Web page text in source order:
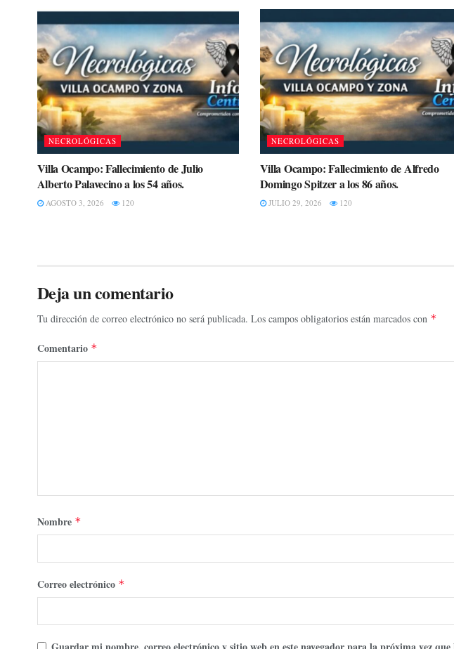
NECROLÓGICAS
Villa Ocampo: Fallecimiento de Julio
Alberto Palavecino a los 54 años.
AGOSTO 3, 2026 120
NECROLÓGICAS
Villa Ocampo: Fallecimiento de Alfredo
Domingo Spitzer a los 86 años.
JULIO 29, 2026 120
Deja un comentario
Tu dirección de correo electrónico no será publicada. Los campos obligatorios están marcados con *
Comentario *
Nombre *
Correo electrónico *